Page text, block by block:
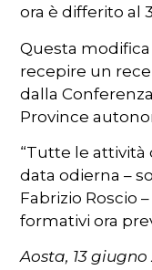
ora è differito al
Questa
recepire un
dalla
Province
“Tutte le
data odierna –
Fabrizio Roscio
formativi ora
Aosta, 13 giugno